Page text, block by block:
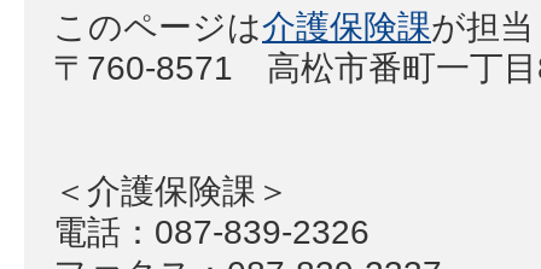
このページは介護保険課が担
〒760-8571 高松市番町一丁
＜介護保険課＞
電話：087-839-2326